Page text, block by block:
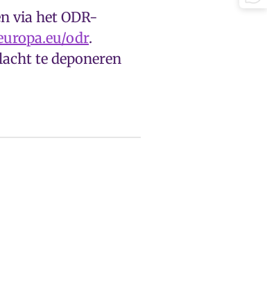
via het ODR-
odr.
te deponeren